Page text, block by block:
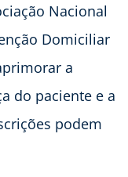
Nacional
Domiciliar
a
do paciente e a
podem